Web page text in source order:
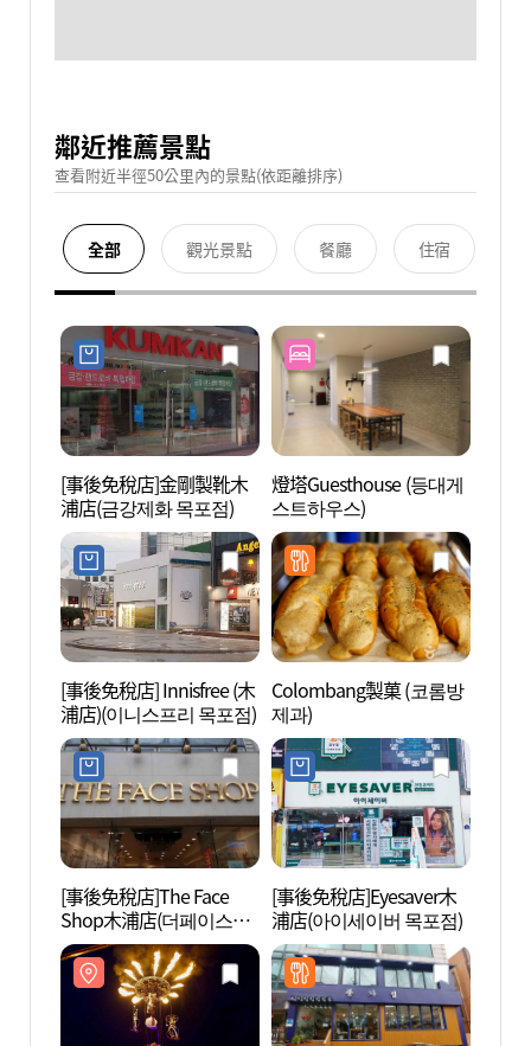
鄰近推薦景點
查看附近半徑50公里內的景點(依距離排序)
全部 觀光景點 餐廳 住宿
[事後免稅店]金剛製靴木
浦店(금강제화 목포점)
燈塔Guesthouse (등대게
스트하우스)
[事後免稅店] Innisfree (木
浦店)(이니스프리 목포점)
Colombang製菓 (코롬방
제과)
[事後免稅店]The Face
Shop木浦店(더페이스샵
목포점)
[事後免稅店]Eyesaver木
浦店(아이세이버 목포점)